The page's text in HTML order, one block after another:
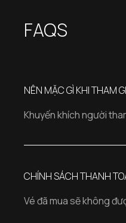
FAQS
NÊN MẶC GÌ KHI THAM
Khuyến khích người
CHÍNH SÁCH THANH
Vé đã mua sẽ không